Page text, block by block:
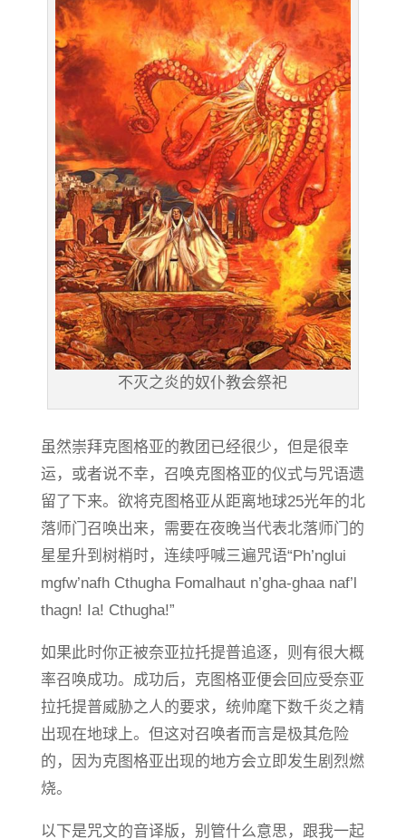
不灭之炎的奴仆教会祭祀
虽然崇拜克图格亚的教团已经很少，但是很幸
运，或者说不幸，召唤克图格亚的仪式与咒语遗
留了下来。欲将克图格亚从距离地球25光年的北
落师门召唤出来，需要在夜晚当代表北落师门的
星星升到树梢时，连续呼喊三遍咒语“Ph’nglui
mgfw’nafh Cthugha Fomalhaut n’gha-ghaa naf’l
thagn! Ia! Cthugha!”
如果此时你正被奈亚拉托提普追逐，则有很大概
率召唤成功。成功后，克图格亚便会回应受奈亚
拉托提普威胁之人的要求，统帅麾下数千炎之精
出现在地球上。但这对召唤者而言是极其危险
的，因为克图格亚出现的地方会立即发生剧烈燃
烧。
以下是咒文的音译版，别管什么意思，跟我一起